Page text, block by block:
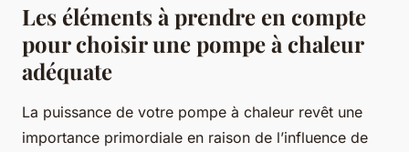
Les éléments à prendre en compte
pour choisir une pompe à chaleur
adéquate
La puissance de votre pompe à chaleur revêt une
importance primordiale en raison de l’influence de